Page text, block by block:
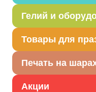
Гелий и
Товары для
Печать на
Акции
композиций.
торговле. Надувать
Посмотреть ШДМ 260-
оптовых закупок
Товар из коллекции